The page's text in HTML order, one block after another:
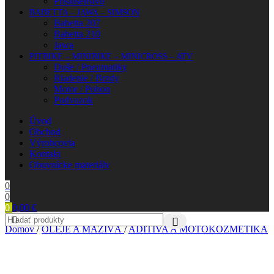
BABETTA – JAWA – SIMSON
Babetta 207
Babetta 210
Jawa
PITBIKE – MINIBIKE – MINICROSS – ATV
Duše / Pneumatiky
Riadenie / Brzdy
Motor / Pohon
Podvozok
Úvod
Obchod
Výrobcovia
Kontakt
Obuvnícke materiály
0
0
0 0,00 €
Domov/ OLEJE A MAZIVÁ/ADITÍVA A MOTOKOZMETIKA